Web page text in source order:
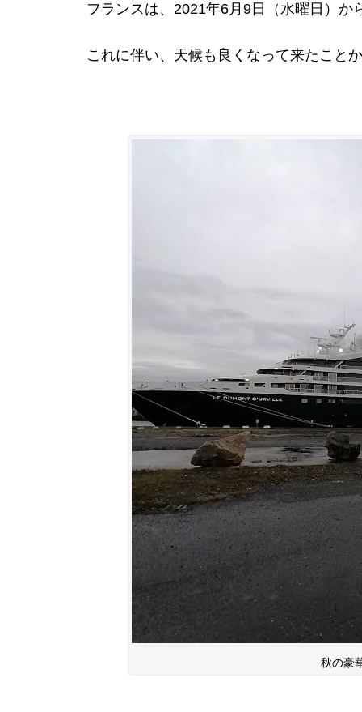
フランスは、2021年6月9日（水曜日）か
これに伴い、天候も良くなって来たこと
秋の豪